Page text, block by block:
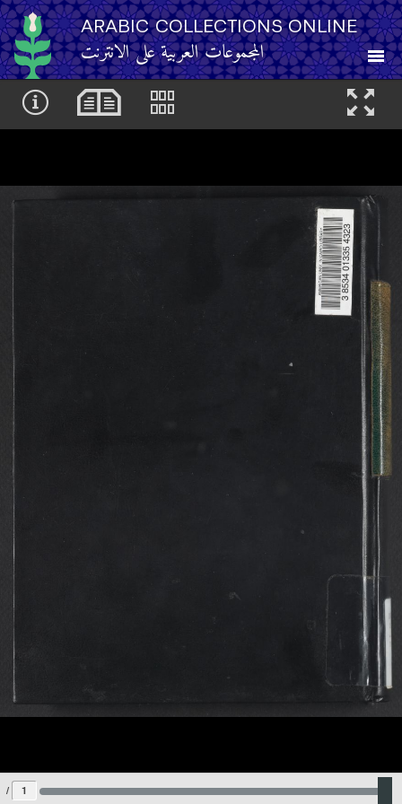
ARABIC COLLECTIONS ONLINE
المجموعات العربية على الانترنت
About
Browse
Browse by Category
Search